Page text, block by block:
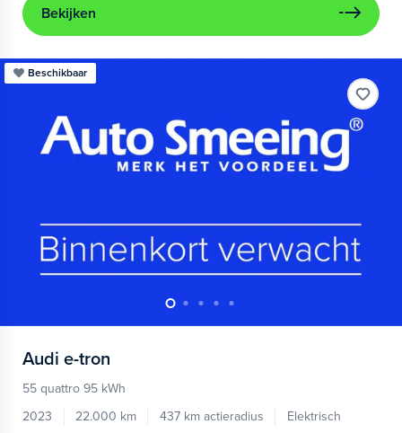
Bekijken
Beschikbaar
Audi e-tron
55 quattro 95 kWh
2023
22.000 km 437 km actieradius
Elektrisch